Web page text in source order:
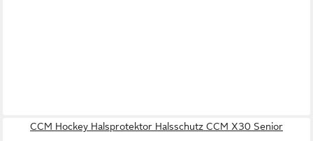
CCM Hockey Halsprotektor Halsschutz CCM X30 Senior